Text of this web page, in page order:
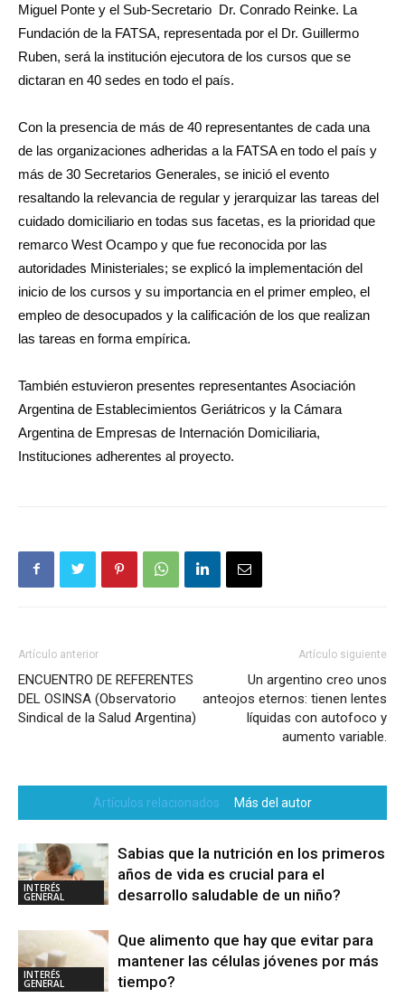
Miguel Ponte y el Sub-Secretario Dr. Conrado Reinke. La
Fundación de la FATSA, representada por el Dr. Guillermo
Ruben, será la institución ejecutora de los cursos que se
dictaran en 40 sedes en todo el país.
Con la presencia de más de 40 representantes de cada una
de las organizaciones adheridas a la FATSA en todo el país y
más de 30 Secretarios Generales, se inició el evento
resaltando la relevancia de regular y jerarquizar las tareas del
cuidado domiciliario en todas sus facetas, es la prioridad que
remarco West Ocampo y que fue reconocida por las
autoridades Ministeriales; se explicó la implementación del
inicio de los cursos y su importancia en el primer empleo, el
empleo de desocupados y la calificación de los que realizan
las tareas en forma empírica.
También estuvieron presentes representantes Asociación
Argentina de Establecimientos Geriátricos y la Cámara
Argentina de Empresas de Internación Domiciliaria,
Instituciones adherentes al proyecto.
Artículo anterior
ENCUENTRO DE REFERENTES
DEL OSINSA (Observatorio
Sindical de la Salud Argentina)
Artículo siguiente
Un argentino creo unos
anteojos eternos: tienen lentes
líquidas con autofoco y
aumento variable.
Artículos relacionados Más del autor
INTERÉS
GENERAL
Sabias que la nutrición en los primeros
años de vida es crucial para el
desarrollo saludable de un niño?
INTERÉS
GENERAL
Que alimento que hay que evitar para
mantener las células jóvenes por más
tiempo?